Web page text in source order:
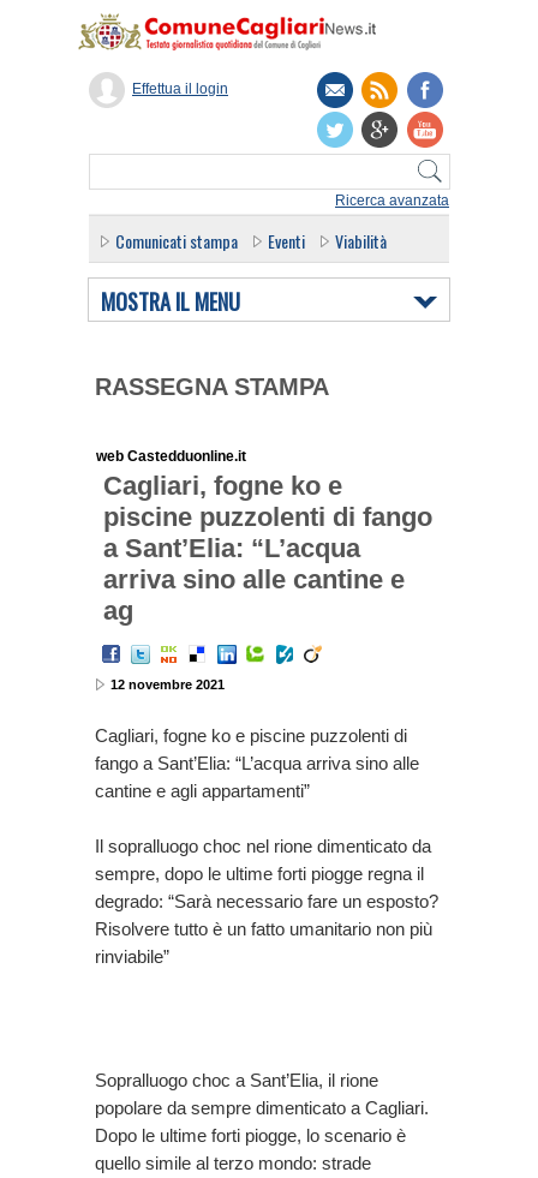
Ricerca avanzata
Effettua il login
Comunicati stampa Eventi Viabilità
MOSTRA IL MENU
RASSEGNA STAMPA
web Castedduonline.it
Cagliari, fogne ko e
piscine puzzolenti di fango
a Sant’Elia: “L’acqua
arriva sino alle cantine e
ag
12 novembre 2021
Cagliari, fogne ko e piscine puzzolenti di
fango a Sant’Elia: “L’acqua arriva sino alle
cantine e agli appartamenti”
Il sopralluogo choc nel rione dimenticato da
sempre, dopo le ultime forti piogge regna il
degrado: “Sarà necessario fare un esposto?
Risolvere tutto è un fatto umanitario non più
rinviabile”
Sopralluogo choc a Sant’Elia, il rione
popolare da sempre dimenticato a Cagliari.
Dopo le ultime forti piogge, lo scenario è
quello simile al terzo mondo: strade